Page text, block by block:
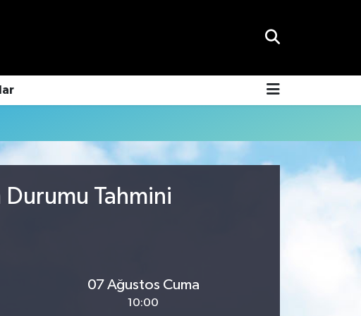
Durumu Tahmini
07 Ağustos Cuma
10:00